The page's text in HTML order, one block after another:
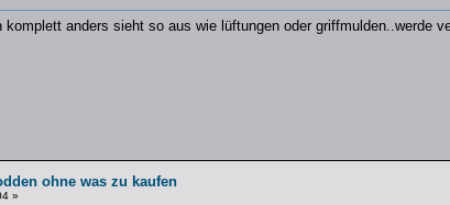
anders sieht so aus wie lüftungen oder griffmulden..werde
ohne was zu kaufen
»